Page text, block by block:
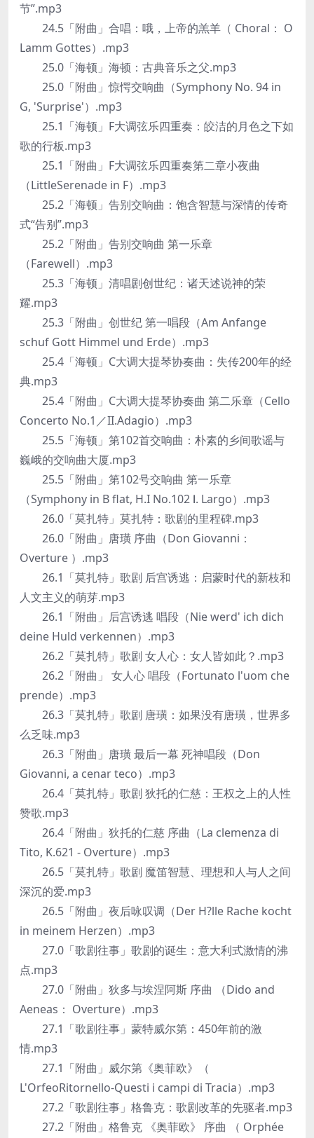
节”.mp3
24.5「附曲」合唱：哦，上帝的羔羊（ Choral： O
Lamm Gottes）.mp3
25.0「海顿」海顿：古典音乐之父.mp3
25.0「附曲」惊愕交响曲（Symphony No. 94 in
G, 'Surprise'）.mp3
25.1「海顿」F大调弦乐四重奏：皎洁的月色之下如
歌的行板.mp3
25.1「附曲」F大调弦乐四重奏第二章小夜曲
（LittleSerenade in F）.mp3
25.2「海顿」告别交响曲：饱含智慧与深情的传奇
式“告别”.mp3
25.2「附曲」告别交响曲 第一乐章
（Farewell）.mp3
25.3「海顿」清唱剧创世纪：诸天述说神的荣
耀.mp3
25.3「附曲」创世纪 第一唱段（Am Anfange
schuf Gott Himmel und Erde）.mp3
25.4「海顿」C大调大提琴协奏曲：失传200年的经
典.mp3
25.4「附曲」C大调大提琴协奏曲 第二乐章（Cello
Concerto No.1／II.Adagio）.mp3
25.5「海顿」第102首交响曲：朴素的乡间歌谣与
巍峨的交响曲大厦.mp3
25.5「附曲」第102号交响曲 第一乐章
（Symphony in B flat, H.I No.102 Ⅰ. Largo）.mp3
26.0「莫扎特」莫扎特：歌剧的里程碑.mp3
26.0「附曲」唐璜 序曲（Don Giovanni：
Overture ）.mp3
26.1「莫扎特」歌剧 后宫诱逃：启蒙时代的新枝和
人文主义的萌芽.mp3
26.1「附曲」后宫诱逃 唱段（Nie werd' ich dich
deine Huld verkennen）.mp3
26.2「莫扎特」歌剧 女人心：女人皆如此？.mp3
26.2「附曲」 女人心 唱段（Fortunato l'uom che
prende）.mp3
26.3「莫扎特」歌剧 唐璜：如果没有唐璜，世界多
么乏味.mp3
26.3「附曲」唐璜 最后一幕 死神唱段（Don
Giovanni, a cenar teco）.mp3
26.4「莫扎特」歌剧 狄托的仁慈：王权之上的人性
赞歌.mp3
26.4「附曲」狄托的仁慈 序曲（La clemenza di
Tito, K.621 - Overture）.mp3
26.5「莫扎特」歌剧 魔笛智慧、理想和人与人之间
深沉的爱.mp3
26.5「附曲」夜后咏叹调（Der H?lle Rache kocht
in meinem Herzen）.mp3
27.0「歌剧往事」歌剧的诞生：意大利式激情的沸
点.mp3
27.0「附曲」狄多与埃涅阿斯 序曲 （Dido and
Aeneas： Overture）.mp3
27.1「歌剧往事」蒙特威尔第：450年前的激
情.mp3
27.1「附曲」威尔第《奥菲欧》（
L'OrfeoRitornello-Questi i campi di Tracia）.mp3
27.2「歌剧往事」格鲁克：歌剧改革的先驱者.mp3
27.2「附曲」格鲁克 《奥菲欧》 序曲 （ Orphée